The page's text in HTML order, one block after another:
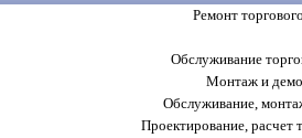
Ремонт
Обслуживание
Монтаж и
Обслуживание,
Проектирование, расчет